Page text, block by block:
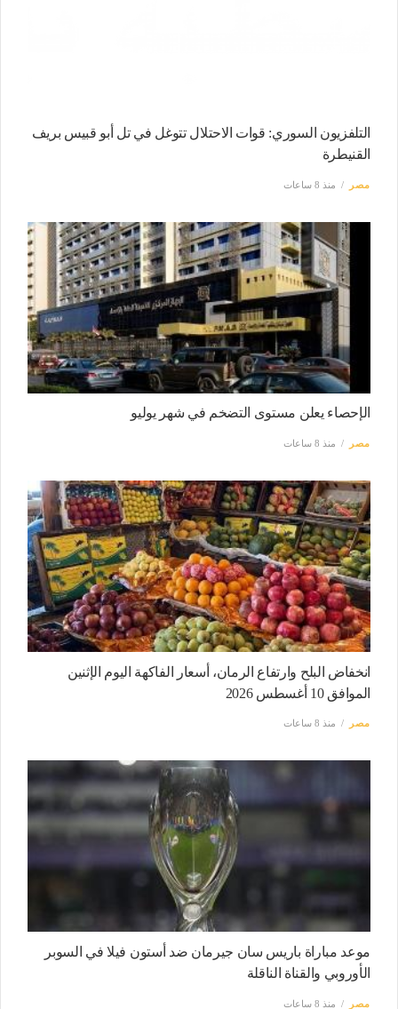
التلفزيون السوري: قوات الاحتلال تتوغل في تل أبو قبيس بريف
القنيطرة
مصر منذ 8 ساعات
الإحصاء يعلن مستوى التضخم في شهر يوليو
مصر منذ 8 ساعات
انخفاض البلح وارتفاع الرمان، أسعار الفاكهة اليوم الإثنين
الموافق 10 أغسطس 2026
مصر منذ 8 ساعات
موعد مباراة باريس سان جيرمان ضد أستون فيلا في السوبر
الأوروبي والقناة الناقلة
مصر منذ 8 ساعات